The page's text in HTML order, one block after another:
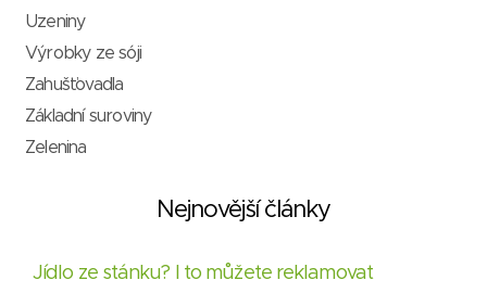
Uzeniny
Výrobky ze sóji
Zahušťovadla
Základní suroviny
Zelenina
Nejnovější články
Jídlo ze stánku? I to můžete reklamovat